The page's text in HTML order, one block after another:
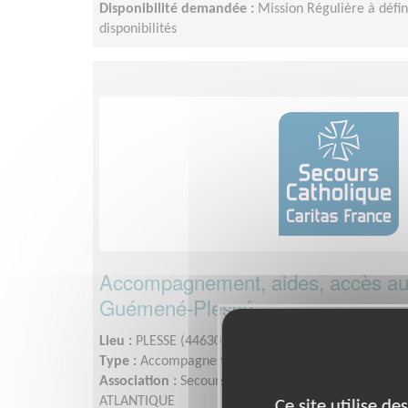
Disponibilité demandée : Mission Régulière à
disponibilités
Accompagnement, aides, accès
Guémené-Plessé
Lieu : PLESSE (44630)
Type : Accompagnement social, Maraude
Association : Secours Catholique - Caritas France /
ATLANTIQUE